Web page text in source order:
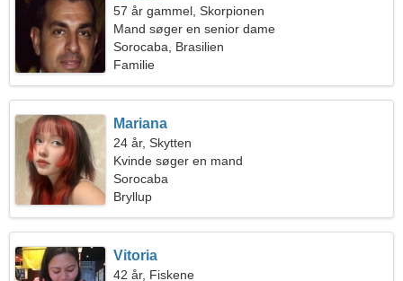
57 år gammel, Skorpionen
Mand søger en senior dame
Sorocaba, Brasilien
Familie
Mariana
24 år, Skytten
Kvinde søger en mand
Sorocaba
Bryllup
Vitoria
42 år, Fiskene